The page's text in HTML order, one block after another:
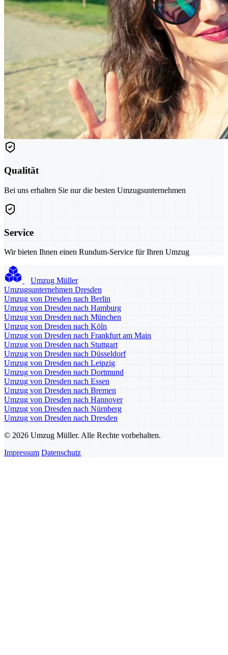
Qualität
Bei uns erhalten Sie nur die besten Umzugsunternehmen
Service
Wir bieten Ihnen einen Rundum-Service für Ihren Umzug
Umzug Müller
Umzugsunternehmen Dresden
Umzug von Dresden nach Berlin
Umzug von Dresden nach Hamburg
Umzug von Dresden nach München
Umzug von Dresden nach Köln
Umzug von Dresden nach Frankfurt am Main
Umzug von Dresden nach Stuttgart
Umzug von Dresden nach Düsseldorf
Umzug von Dresden nach Leipzig
Umzug von Dresden nach Dortmund
Umzug von Dresden nach Essen
Umzug von Dresden nach Bremen
Umzug von Dresden nach Hannover
Umzug von Dresden nach Nürnberg
Umzug von Dresden nach Dresden
© 2026 Umzug Müller. Alle Rechte vorbehalten.
Impressum Datenschutz